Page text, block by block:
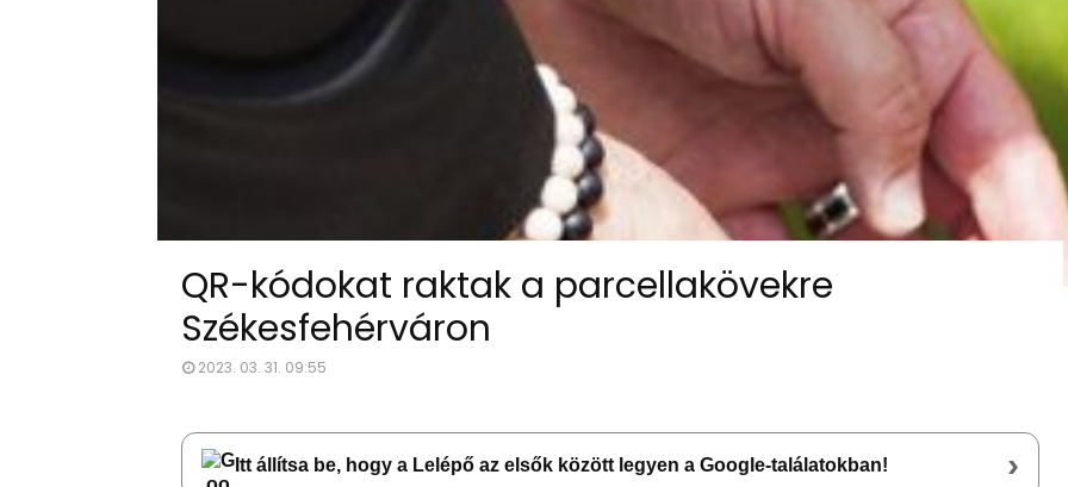
QR-kódokat raktak a parcellakövekre
Székesfehérváron
2023. 03. 31. 09:55
Itt állítsa be, hogy a Lelépő az elsők között legyen a Google-találatokban! ›